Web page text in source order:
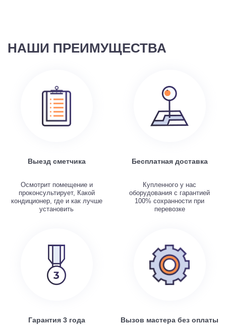
НАШИ ПРЕИМУЩЕСТВА
Выезд сметчика
Осмотрит помещение и
проконсультирует, Какой
кондиционер, где и как лучше
установить
Бесплатная доставка
Купленного у нас
оборудования с гарантией
100% сохранности при
перевозке
Гарантия 3 года Вызов мастера без оплаты